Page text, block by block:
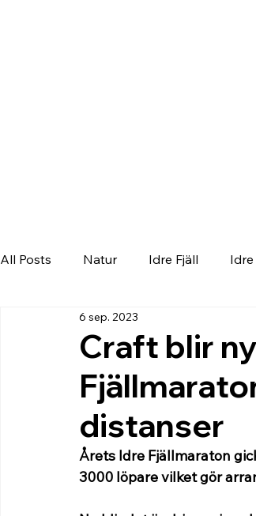
All Posts Natur Idre Fjäll Idre
Craft blir
distanser
6 sep. 2023
Årets Idre Fjällmaraton
3000 löpare vilket gör